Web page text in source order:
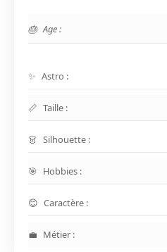
Age :
Astro :
Taille :
Silhouette :
Hobbies :
Caractère :
Métier :